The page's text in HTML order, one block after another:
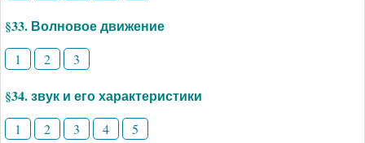
§33. Волновое движение
1 2 3
§34. звук и его характеристики
1 2 3 4 5